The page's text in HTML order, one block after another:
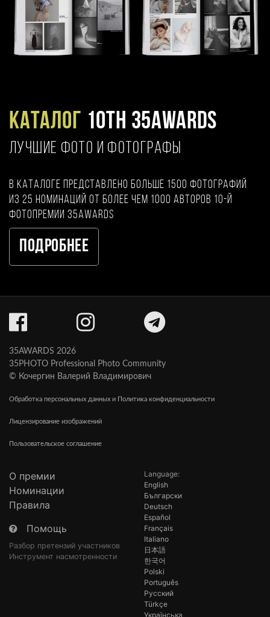
Каталог 10TH 35AWARDS
ЛУЧШИЕ ФОТО И ФОТОГРАФЫ
В каталоге представлено больше 1500 фотографий
из 25 номинаций от более чем 1000 авторов 10-й
фотопремии 35AWARDS
Подробнее
35AWARDS 2026
35PHOTO Professional Photo Community
© Кочергин Валерий Владимирович
Обработка персональных данных и Политика конфиденциальности
Лицензирование изображений
Пользовательское соглашение
О премии
Номинации
Правила
Помощь
Разбор претензий участников
Инструмент насмотренности
Language:
English
Български
Deutsch
Español
Français
Italiano
日本語
한국어
Polski
Português
Русский
Türkçe
Українська